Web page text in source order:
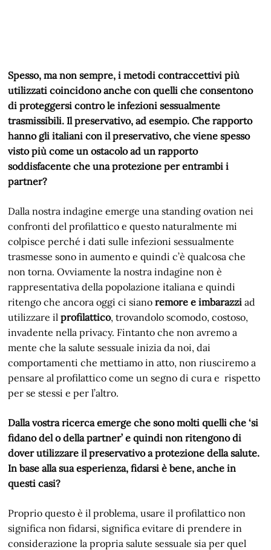
Spesso, ma non sempre, i metodi contraccettivi più
utilizzati coincidono anche con quelli che consentono
di proteggersi contro le infezioni sessualmente
trasmissibili. Il preservativo, ad esempio. Che rapporto
hanno gli italiani con il preservativo, che viene spesso
visto più come un ostacolo ad un rapporto
soddisfacente che una protezione per entrambi i
partner?
Dalla nostra indagine emerge una standing ovation nei
confronti del profilattico e questo naturalmente mi
colpisce perché i dati sulle infezioni sessualmente
trasmesse sono in aumento e quindi c’è qualcosa che
non torna. Ovviamente la nostra indagine non è
rappresentativa della popolazione italiana e quindi
ritengo che ancora oggi ci sianoremore e imbarazzi ad
utilizzare ilprofilattico, trovandolo scomodo, costoso,
invadente nella privacy. Fintanto che non avremo a
mente che la salute sessuale inizia da noi, dai
comportamenti che mettiamo in atto, non riusciremo a
pensare al profilattico come un segno di cura e rispetto
per se stessi e per l’altro.
Dalla vostra ricerca emerge che sono molti quelli che ‘si
fidano del o della partner’ e quindi non ritengono di
dover utilizzare il preservativo a protezione della salute.
In base alla sua esperienza, fidarsi è bene, anche in
questi casi?
Proprio questo è il problema, usare il profilattico non
significa non fidarsi, significa evitare di prendere in
considerazione la propria salute sessuale sia per quel